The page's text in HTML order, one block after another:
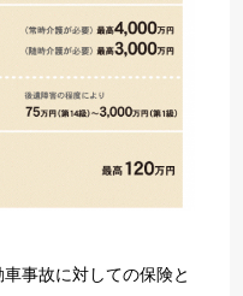
事故に対しての保険と